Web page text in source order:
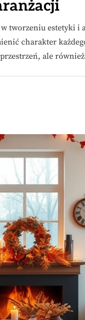
tworzeniu estetyki i
charakter
ale